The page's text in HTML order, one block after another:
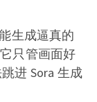
生成逼真的
只管画面好
进 Sora 生成